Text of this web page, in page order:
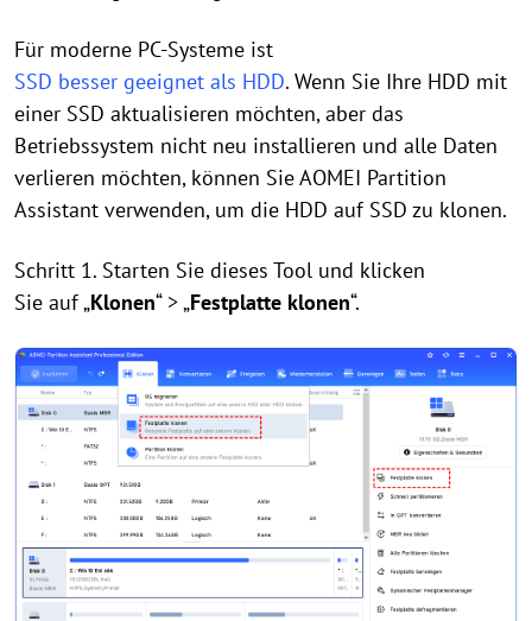
Für moderne PC-Systeme ist
SSD besser geeignet als HDD. Wenn Sie Ihre HDD mit
einer SSD aktualisieren möchten, aber das
Betriebssystem nicht neu installieren und alle Daten
verlieren möchten, können Sie AOMEI Partition
Assistant verwenden, um die HDD auf SSD zu klonen.
Schritt 1. Starten Sie dieses Tool und klicken
Sie auf „Klonen“ > „Festplatte klonen“.